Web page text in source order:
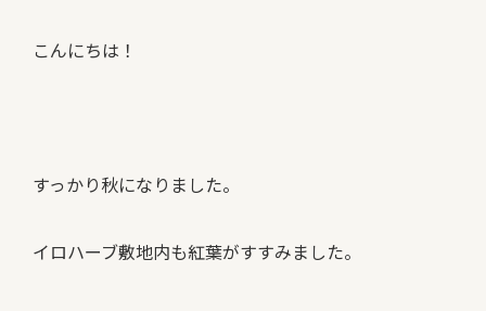
こんにちは！
すっかり秋になりました。
イロハーブ敷地内も紅葉がすすみました。